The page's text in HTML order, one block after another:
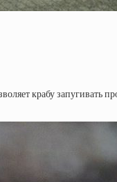
крабу запугивать